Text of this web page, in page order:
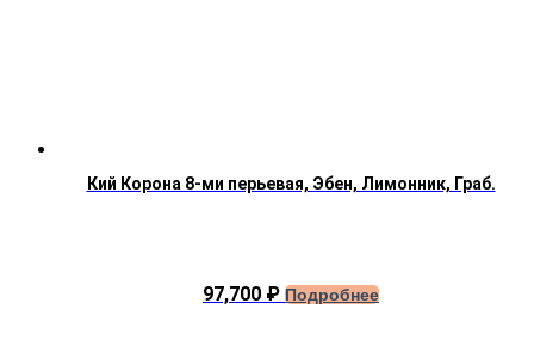
Кий Корона 8-ми перьевая, Эбен, Лимонник, Граб.
97,700 ₽ Подробнее